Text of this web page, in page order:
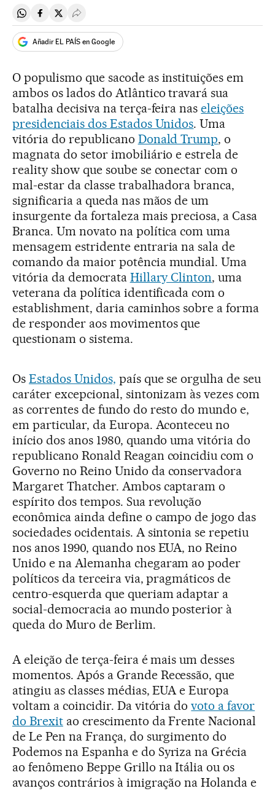
Compartir en Whatsapp
Compartir en Facebook
Compartir en Twitter
Desplegar Redes Sociales
Añadir EL PAÍS en Google
O populismo que sacode as instituições em
ambos os lados do Atlântico travará sua
batalha decisiva na terça-feira naseleições
presidenciais dos Estados Unidos. Uma
vitória do republicano Donald Trump, o
magnata do setor imobiliário e estrela de
reality show que soube se conectar com o
mal-estar da classe trabalhadora branca,
significaria a queda nas mãos de um
insurgente da fortaleza mais preciosa, a Casa
Branca. Um novato na política com uma
mensagem estridente entraria na sala de
comando da maior potência mundial. Uma
vitória da democrata Hillary Clinton, uma
veterana da política identificada com o
establishment, daria caminhos sobre a forma
de responder aos movimentos que
questionam o sistema.
Os Estados Unidos, país que se orgulha de seu
caráter excepcional, sintonizam às vezes com
as correntes de fundo do resto do mundo e,
em particular, da Europa. Aconteceu no
início dos anos 1980, quando uma vitória do
republicano Ronald Reagan coincidiu com o
Governo no Reino Unido da conservadora
Margaret Thatcher. Ambos captaram o
espírito dos tempos. Sua revolução
econômica ainda define o campo de jogo das
sociedades ocidentais. A sintonia se repetiu
nos anos 1990, quando nos EUA, no Reino
Unido e na Alemanha chegaram ao poder
políticos da terceira via, pragmáticos de
centro-esquerda que queriam adaptar a
social-democracia ao mundo posterior à
queda do Muro de Berlim.
A eleição de terça-feira é mais um desses
momentos. Após a Grande Recessão, que
atingiu as classes médias, EUA e Europa
voltam a coincidir. Da vitória dovoto a favor
do Brexitao crescimento da Frente Nacional
de Le Pen na França, do surgimento do
Podemos na Espanha e do Syriza na Grécia
ao fenômeno Beppe Grillo na Itália ou os
avanços contrários à imigração na Holanda e